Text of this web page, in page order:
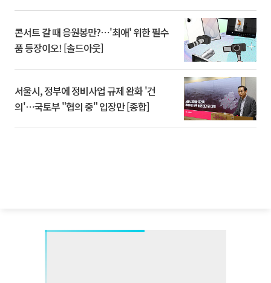
콘서트 갈 때 응원봉만?⋯'최애' 위한 필수
품 등장이오! [솔드아웃]
서울시, 정부에 정비사업 규제 완화 '건
의'⋯국토부 "협의 중" 입장만 [종합]